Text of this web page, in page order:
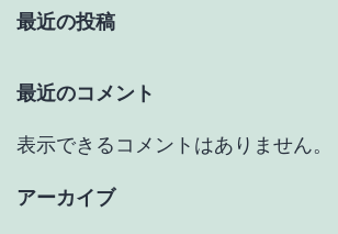
最近の投稿
最近のコメント
表示できるコメントはありません。
アーカイブ